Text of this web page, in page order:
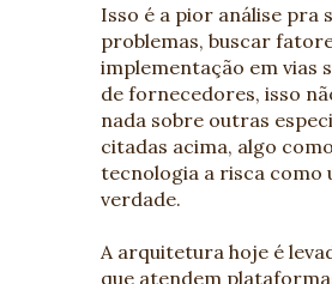
Isso é a pior análise pra
problemas, buscar
implementação em vias
de fornecedores, isso
nada sobre outras
citadas acima, algo
tecnologia a risca como
verdade.
A arquitetura hoje é
que atendem